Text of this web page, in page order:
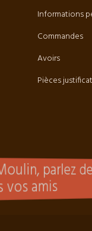
Informations
Commandes
Avoirs
Pièces
parlez de
amis